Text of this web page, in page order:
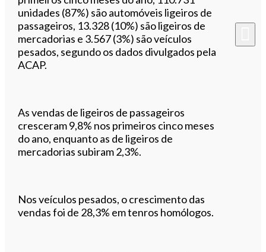
unidades (87%) são automóveis ligeiros de
passageiros, 13.328 (10%) são ligeiros de
mercadorias e 3.567 (3%) são veículos
pesados, segundo os dados divulgados pela
ACAP.
As vendas de ligeiros de passageiros
cresceram 9,8% nos primeiros cinco meses
do ano, enquanto as de ligeiros de
mercadorias subiram 2,3%.
Nos veículos pesados, o crescimento das
vendas foi de 28,3% em tenros homólogos.